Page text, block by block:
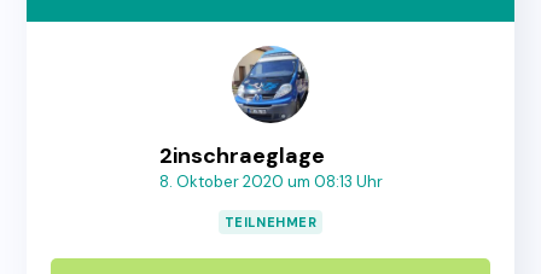
2inschraeglage
8. Oktober 2020 um 08:13 Uhr
TEILNEHMER